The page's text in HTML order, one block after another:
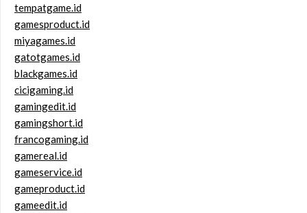
tempatgame.id
gamesproduct.id
miyagames.id
gatotgames.id
blackgames.id
cicigaming.id
gamingedit.id
gamingshort.id
francogaming.id
gamereal.id
gameservice.id
gameproduct.id
gameedit.id